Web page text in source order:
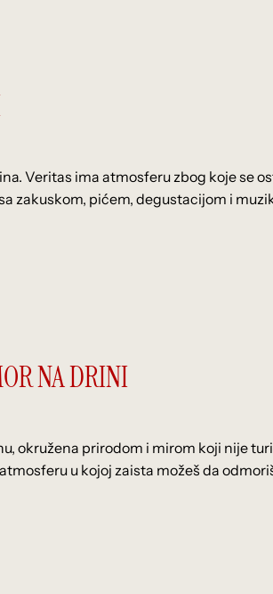
Veritas ima atmosferu zbog koje se
zakuskom, pićem, degustacijom i
NA DRINI
okružena prirodom i mirom koji nije
u kojoj zaista možeš da